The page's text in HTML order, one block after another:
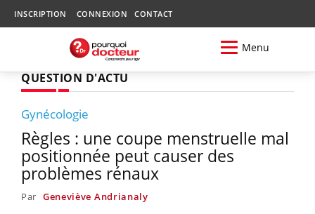
INSCRIPTION CONNEXION CONTACT
Menu
QUESTION D'ACTU
Gynécologie
Règles : une coupe menstruelle mal
positionnée peut causer des
problèmes rénaux
Par Geneviève Andrianaly